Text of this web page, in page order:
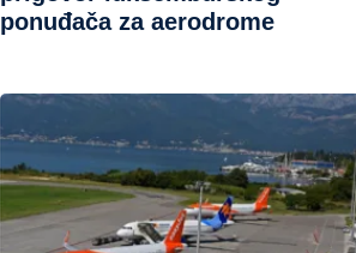
ponuđača za aerodrome